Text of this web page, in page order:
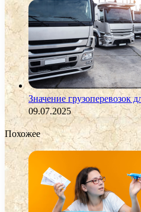
Значение грузоперевозок
09.07.2025
Похожее